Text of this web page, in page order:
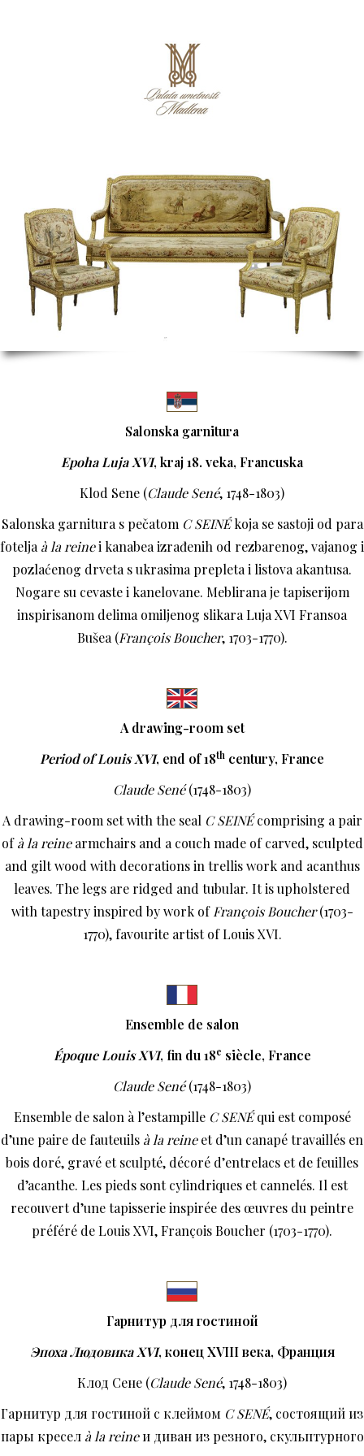
Salonska garnitura
Epoha Luja XVI, kraj 18. veka, Francuska
Klod Sene (Claude Sené, 1748-1803)
Salonska garnitura s pečatom C SEINÉkoja se sastoji od para
fotelja à la reinei kanabea izrađenih od rezbarenog, vajanog i
pozlaćenog drveta s ukrasima prepleta i listova akantusa.
Nogare su cevaste i kanelovane. Meblirana je tapiserijom
inspirisanom delima omiljenog slikara Luja XVI Fransoa
Bušea (François Boucher, 1703-1770).
A drawing-room set
Period of Louis XVI, end of 18th century, France
Claude Sené(1748-1803)
A drawing-room set with the seal C SEINÉcomprising a pair
ofà la reinearmchairs and a couch made of carved, sculpted
and gilt wood with decorations in trellis work and acanthus
leaves. The legs are ridged and tubular. It is upholstered
with tapestry inspired by work ofFrançois Boucher(1703-
1770), favourite artist of Louis XVI.
Ensemble de salon
Époque Louis XVI, fin du 18e siècle, France
Claude Sené(1748-1803)
Ensemble de salon à l’estampille C SENÉqui est composé
d’une paire de fauteuils à la reineet d’un canapé travaillés en
bois doré, gravé et sculpté, décoré d’entrelacs et de feuilles
d’acanthe. Les pieds sont cylindriques et cannelés. Il est
recouvert d’une tapisserie inspirée des œuvres du peintre
préféré de Louis XVI, François Boucher (1703-1770).
Гарнитур для гостиной
Эпоха Людовика XVI, конецXVIIIвека, Франция
Клод Сене (Claude Sené, 1748-1803)
Гарнитур для гостиной с клеймом C SENÉ, состоящий из
пары кресел à la reineи диван из резного, скульптурного